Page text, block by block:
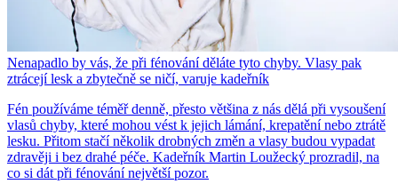
Nenapadlo by vás, že při fénování děláte tyto chyby. Vlasy pak
ztrácejí lesk a zbytečně se ničí, varuje kadeřník
Fén používáme téměř denně, přesto většina z nás dělá při vysoušení
vlasů chyby, které mohou vést k jejich lámání, krepatění nebo ztrátě
lesku. Přitom stačí několik drobných změn a vlasy budou vypadat
zdravěji i bez drahé péče. Kadeřník Martin Loužecký prozradil, na
co si dát při fénování největší pozor.